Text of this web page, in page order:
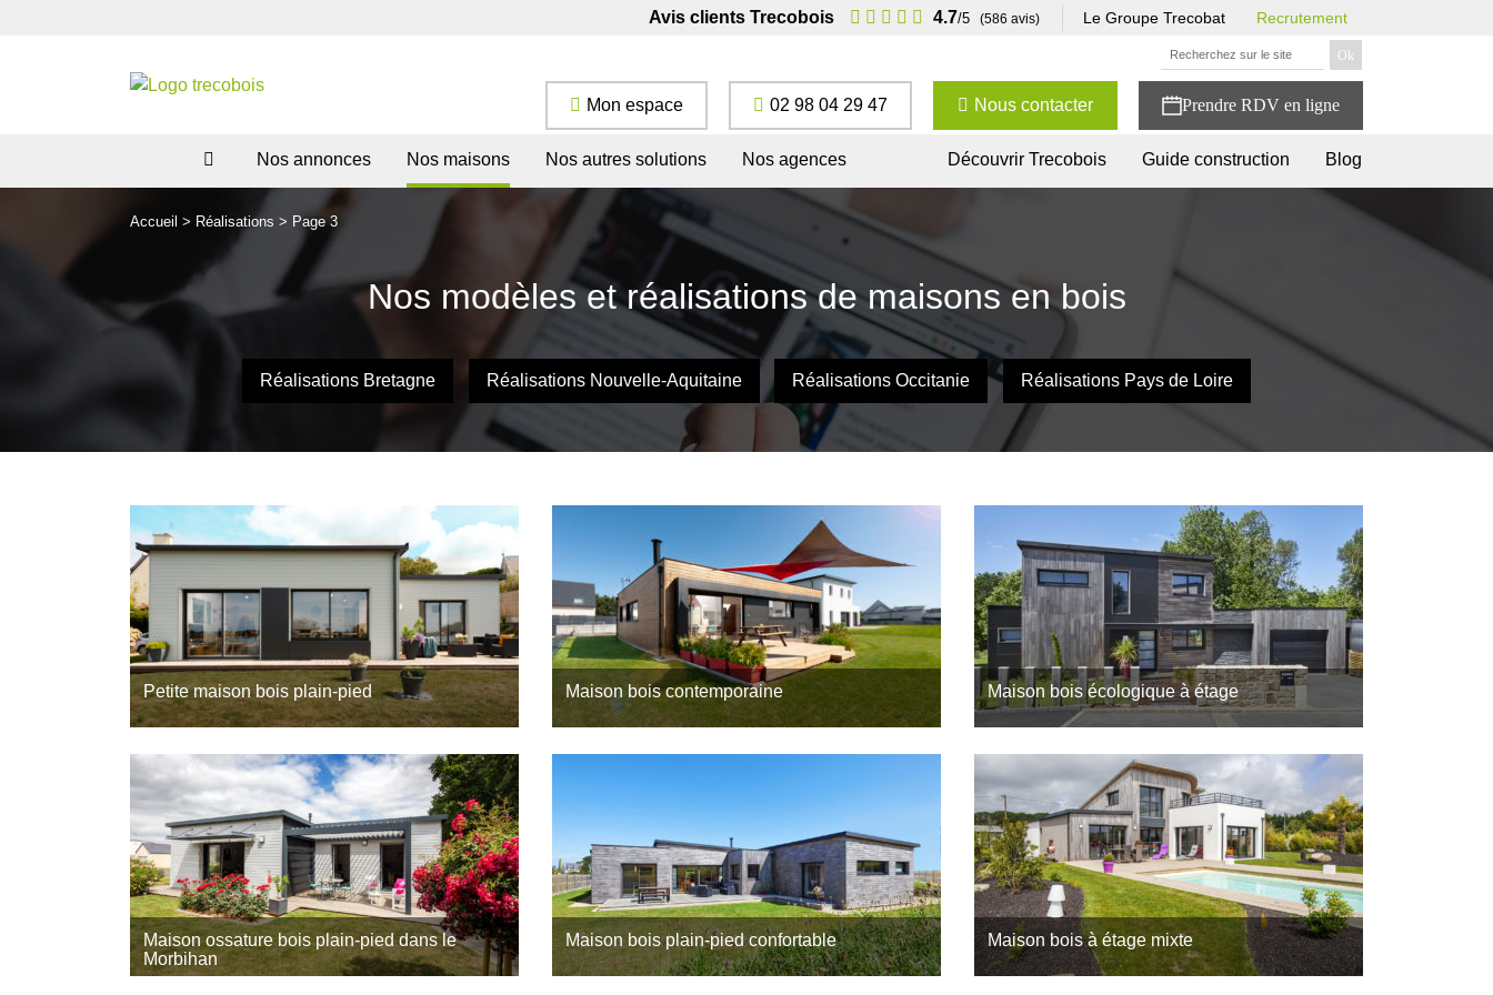
Avis clients Trecobois 4.7/5 (586 avis) Le Groupe Trecobat Recrutement
Mon espace 02 98 04 29 47 Nous contacter
Nos annonces Nos maisons Nos autres solutions Nos agences Découvrir Trecobois Guide construction Blog
Accueil > Réalisations > Page 3
Nos modèles et réalisations de maisons en bois
Réalisations Bretagne Réalisations Nouvelle-Aquitaine Réalisations Occitanie Réalisations Pays de Loire
Petite maison bois plain-pied
bois secondaire au cœur du pays des Abers, située
à la pointe Nord du Finistère ! Trecobois,
constructeur maison bois…
Maison bois contemporaine Maison bois écologique à étage
voici le rêve de Français, de plus en plus nombreux
aujourd’hui. Une maison qui utilise le bois comme
matériau principal…
Maison ossature bois plain-pied dans le
Morbihan
14
Maison bois plain-pied confortable Maison bois à étage mixte